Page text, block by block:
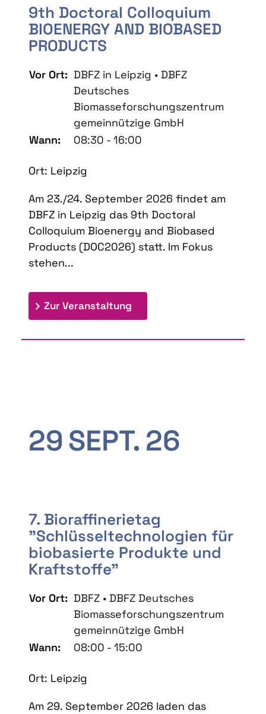
9th Doctoral Colloquium
BIOENERGY AND BIOBASED
PRODUCTS
Vor Ort: DBFZ in Leipzig • DBFZ
Deutsches
Biomasseforschungszentrum
gemeinnützige GmbH
Wann:
08:30 - 16:00
Ort: Leipzig
Am 23./24. September 2026 findet am
DBFZ in Leipzig das 9th Doctoral
Colloquium Bioenergy and Biobased
Products (DOC2026) statt. Im Fokus
stehen...
Zur Veranstaltung
29SEPT. 26
7. Bioraffinerietag
"Schlüsseltechnologien für
biobasierte Produkte und
Kraftstoffe"
Vor Ort: DBFZ • DBFZ Deutsches
Biomasseforschungszentrum
gemeinnützige GmbH
Wann:
08:00 - 15:00
Ort: Leipzig
Am 29. September 2026 laden das